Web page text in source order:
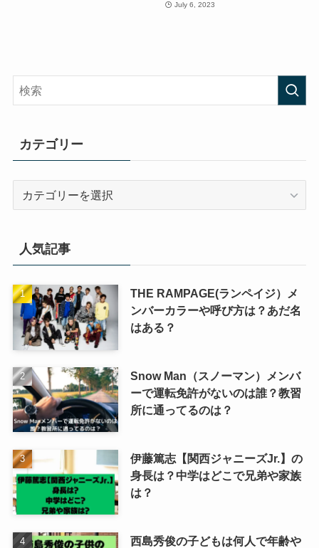
July 6, 2023
カテゴリー
ー
人気記事
THE RAMPAGE(ランペイジ）メ
ンバーカラーや呼び方は？あだ名
はある？
Snow Man（スノーマン）メンバ
ーで運転免許がないのは誰？教習
所に通ってるのは？
伊藤篤志【関西ジャニーズJr.】の
身長は？中学はどこで兄弟や家族
は？
西島秀俊の子どもは何人で年齢や